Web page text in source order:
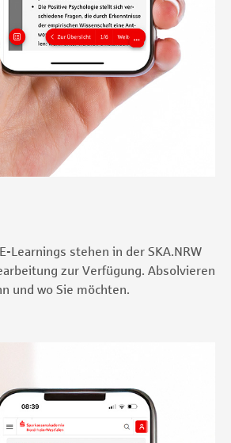
Learnings stehen in der SKA.NRW
zur Verfügung. Absolvieren
und wo Sie möchten.